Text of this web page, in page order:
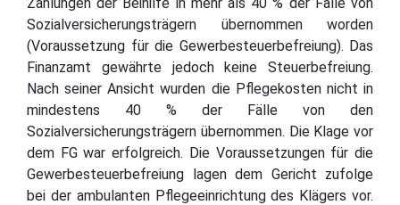
Sozialversicherungsträgern übernommen worden
(Voraussetzung für die Gewerbesteuerbefreiung). Das
Finanzamt gewährte jedoch keine Steuerbefreiung.
Nach seiner Ansicht wurden die Pflegekosten nicht in
mindestens 40 % der Fälle von den
Sozialversicherungsträgern übernommen. Die Klage vor
dem FG war erfolgreich. Die Voraussetzungen für die
Gewerbesteuerbefreiung lagen dem Gericht zufolge
bei der ambulanten Pflegeeinrichtung des Klägers vor.